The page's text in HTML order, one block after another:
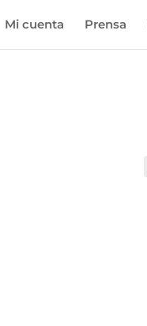
Mi cuenta Prensa